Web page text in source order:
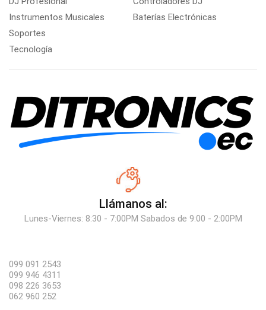
Instrumentos Musicales
Soportes
Tecnología
Baterías Electrónicas
Llámanos al:
Lunes-Viernes: 8:30 - 7:00PM Sabados de 9:00 - 2:00PM
099 091 2543
099 946 4311
098 226 3653
062 960 252